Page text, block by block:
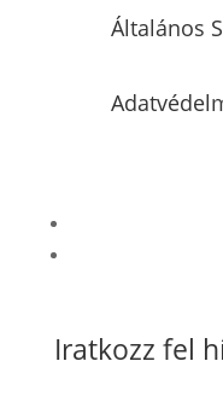
Általános
Iratkozz fel